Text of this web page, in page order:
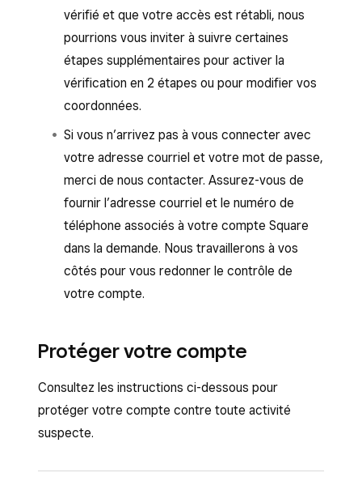
vérifié et que votre accès est rétabli, nous
pourrions vous inviter à suivre certaines
étapes supplémentaires pour activer la
vérification en 2 étapes ou pour modifier vos
coordonnées.
Si vous n’arrivez pas à vous connecter avec
votre adresse courriel et votre mot de passe,
merci de nous contacter. Assurez-vous de
fournir l’adresse courriel et le numéro de
téléphone associés à votre compte Square
dans la demande. Nous travaillerons à vos
côtés pour vous redonner le contrôle de
votre compte.
Protéger votre compte
Consultez les instructions ci-dessous pour
protéger votre compte contre toute activité
suspecte.